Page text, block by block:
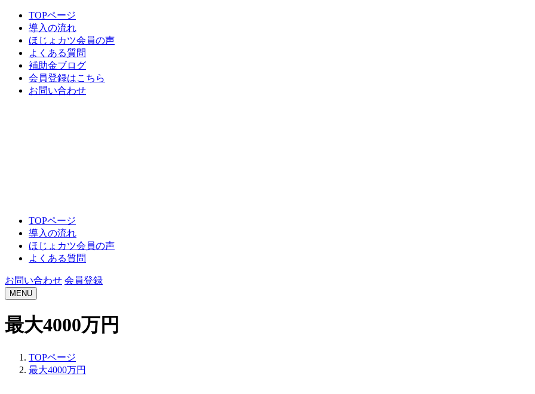
TOPページ
導入の流れ
ほじょカツ会員の声
よくある質問
補助金ブログ
会員登録はこちら
お問い合わせ
TOPページ
導入の流れ
ほじょカツ会員の声
よくある質問
お問い合わせ 会員登録
MENU
最大4000万円
TOPページ
最大4000万円